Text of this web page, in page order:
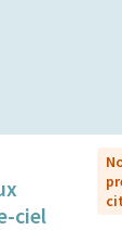
ciel